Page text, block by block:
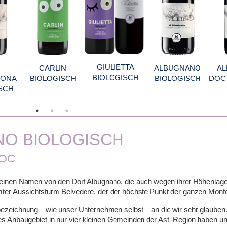
CARLIN
BIOLOGISCH
GIULIETTA
BIOLOGISCH
ALBUGNANO
BIOLOGISCH
BIOLOGISCH
Namen von den Dorf Albugnano, die auch wegen ihrer
Aussichtsturm Belvedere, der der höchste Punkt der ganzen
– wie unser Unternehmen selbst – an die wir sehr
Anbaugebiet in nur vier kleinen Gemeinden der Asti-Region haben